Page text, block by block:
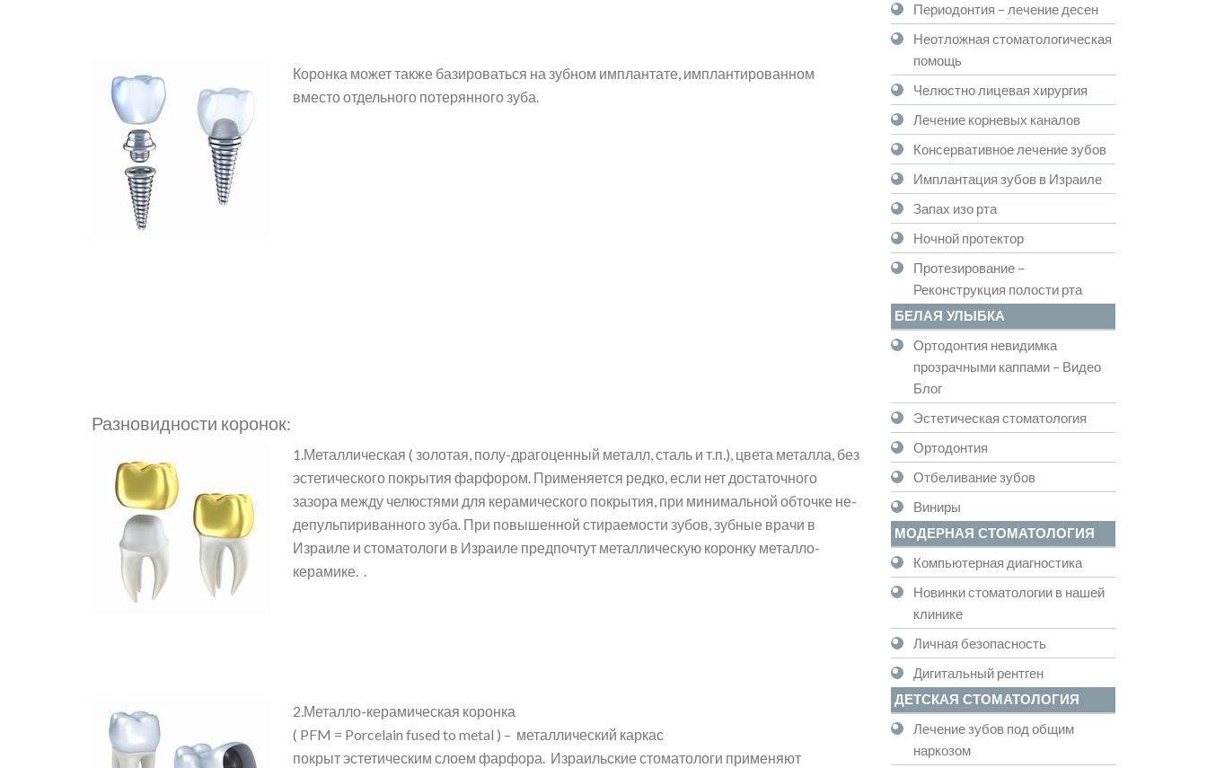
Коронка может также базироваться на зубном имплантате, имплантированном
вместо отдельного потерянного зуба.
Разновидности коронок:
1.Металлическая ( золотая, полу-драгоценный металл, сталь и т.п.), цвета металла, без
эстетического покрытия фарфором. Применяется редко, если нет достаточного
зазора между челюстями для керамического покрытия, при минимальной обточке не-
депульпириванного зуба. При повышенной стираемости зубов, зубные врачи в
Израиле и стоматологи в Израиле предпочтут металлическую коронку металло-
керамике. .
2.Металло-керамическая коронка
( PFM = Porcelain fused to metal ) – металлический каркас
покрыт эстетическим слоем фарфора. Израильские стоматологи применяют
Периодонтия – лечение десен
Неотложная стоматологическая
помощь
Челюстно лицевая хирургия
Лечение корневых каналов
Консервативное лечение зубов
Имплантация зубов в Израиле
Запах изо рта
Ночной протектор
Протезирование –
Реконструкция полости рта
БЕЛАЯ УЛЫБКА
Ортодонтия невидимка
прозрачными каппами – Видео
Блог
Эстетическая стоматология
Ортодонтия
Отбеливание зубов
Виниры
МОДЕРНАЯ СТОМАТОЛОГИЯ
Компьютерная диагностика
Новинки стоматологии в нашей
клинике
Личная безопасность
Дигитальный рентген
ДЕТСКАЯ СТОМАТОЛОГИЯ
Лечение зубов под общим
наркозом